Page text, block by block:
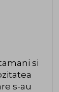
si
s-au